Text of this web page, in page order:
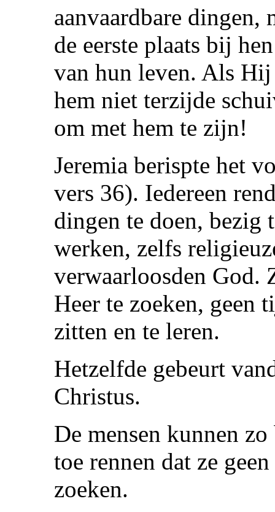
aanvaardbare dingen,
de eerste plaats bij
van hun leven. Als Hij
hem niet terzijde
om met hem te zijn!
Jeremia berispte het
vers 36). Iedereen
dingen te doen, bezig
werken, zelfs
verwaarloosden God.
Heer te zoeken, geen
zitten en te leren.
Hetzelfde gebeurt
Christus.
De mensen kunnen
toe rennen dat ze
zoeken.